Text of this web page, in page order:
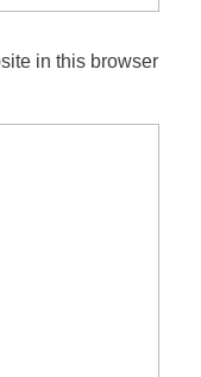
in this browser